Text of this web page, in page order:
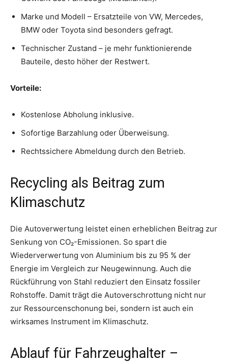
Marke und Modell – Ersatzteile von VW, Mercedes,
BMW oder Toyota sind besonders gefragt.
Technischer Zustand – je mehr funktionierende
Bauteile, desto höher der Restwert.
Vorteile:
Kostenlose Abholung inklusive.
Sofortige Barzahlung oder Überweisung.
Rechtssichere Abmeldung durch den Betrieb.
Recycling als Beitrag zum
Klimaschutz
Die Autoverwertung leistet einen erheblichen Beitrag zur
Senkung von CO₂-Emissionen. So spart die
Wiederverwertung von Aluminium bis zu 95 % der
Energie im Vergleich zur Neugewinnung. Auch die
Rückführung von Stahl reduziert den Einsatz fossiler
Rohstoffe. Damit trägt die Autoverschrottung nicht nur
zur Ressourcenschonung bei, sondern ist auch ein
wirksames Instrument im Klimaschutz.
Ablauf für Fahrzeughalter –